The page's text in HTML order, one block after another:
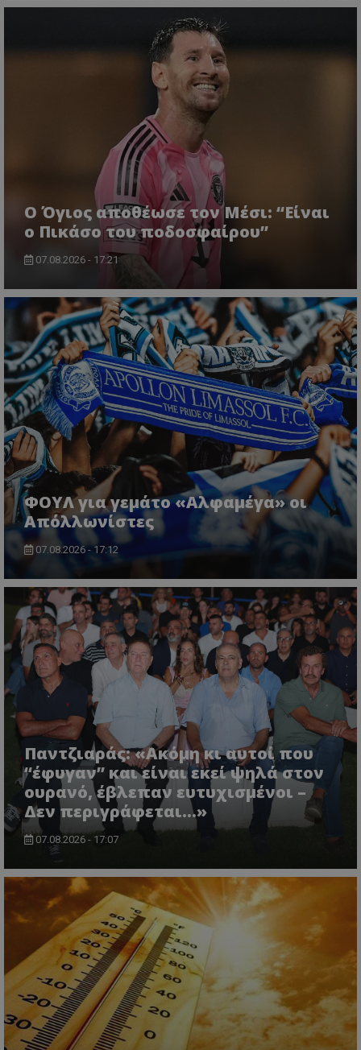
Ο Όγιος αποθέωσε τον Μέσι: “Είναι
ο Πικάσο του ποδοσφαίρου”
07.08.2026 - 17:21
ΦΟΥΛ για γεμάτο «Αλφαμέγα» οι
Απόλλωνίστες
07.08.2026 - 17:12
Παντζιαράς: «Ακόμη κι αυτοί που
“έφυγαν” και είναι εκεί ψηλά στον
ουρανό, έβλεπαν ευτυχισμένοι –
Δεν περιγράφεται…»
07.08.2026 - 17:07